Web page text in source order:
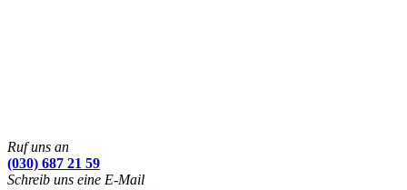
Ruf uns an
(030) 687 21 59
Schreib uns eine E-Mail